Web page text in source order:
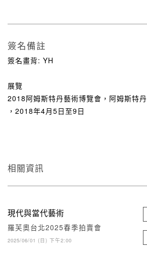
簽名備註
簽名畫背: YH
展覽
2018阿姆斯特丹藝術博覽會，阿姆斯特丹
，2018年4月5日至9日
相關資訊
現代與當代藝術
羅芙奧台北2025春季拍賣會
2025/06/01 (日) 下午2:00